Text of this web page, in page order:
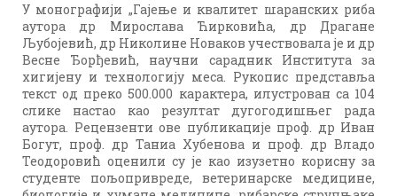
У монографији „Гајење и квалитет шаранских риба
аутора др Мирослава Ћирковића, др Драгане
Љубојевић, др Николине Новаков учествовала је и др
Весне Ђорђевић, научни сарадник Института за
хигијену и технологију меса. Рукопис представља
текст од преко 500.000 карактера, илустрован са 104
слике настао као резултат дугогодишњег рада
аутора. Рецензенти ове публикације проф. др Иван
Богут, проф. др Таниа Хубенова и проф. др Владо
Теодоровић оценили су је као изузетно корисну за
студенте пољопривреде, ветеринарске медицине,